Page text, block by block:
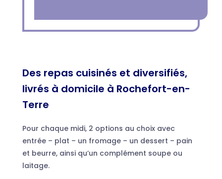
Des repas cuisinés et diversifiés,
livrés à domicile à Rochefort-en-
Terre
Pour chaque midi, 2 options au choix avec
entrée – plat – un fromage – un dessert – pain
et beurre, ainsi qu’un complément soupe ou
laitage.